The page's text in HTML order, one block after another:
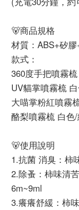
🐻商品規格
材質：ABS+矽
款式：
360度手把噴霧
UV貓掌噴霧梳
大喵掌粉紅噴霧
酪梨噴霧梳 白色
🐻使用說明
1.抗菌 消臭：柿
2.除蚤：柿味清
6m~9ml
3.癢癢舒緩：柿